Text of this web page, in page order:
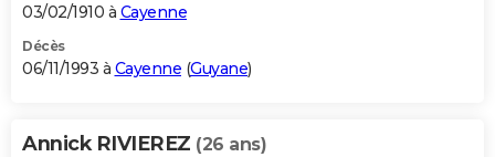
03/02/1910 à Cayenne
Décès
06/11/1993 à Cayenne (Guyane)
Annick RIVIEREZ (26 ans)